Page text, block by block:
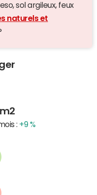
sol argileux, feux
naturels et
: +9 %